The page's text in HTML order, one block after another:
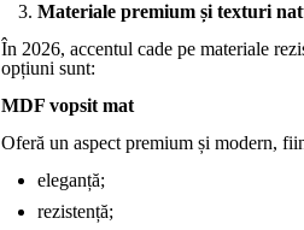
Materiale premium și texturi
În 2026, accentul cade pe materiale
opțiuni sunt:
MDF vopsit mat
Oferă un aspect premium și modern,
eleganță;
rezistență;